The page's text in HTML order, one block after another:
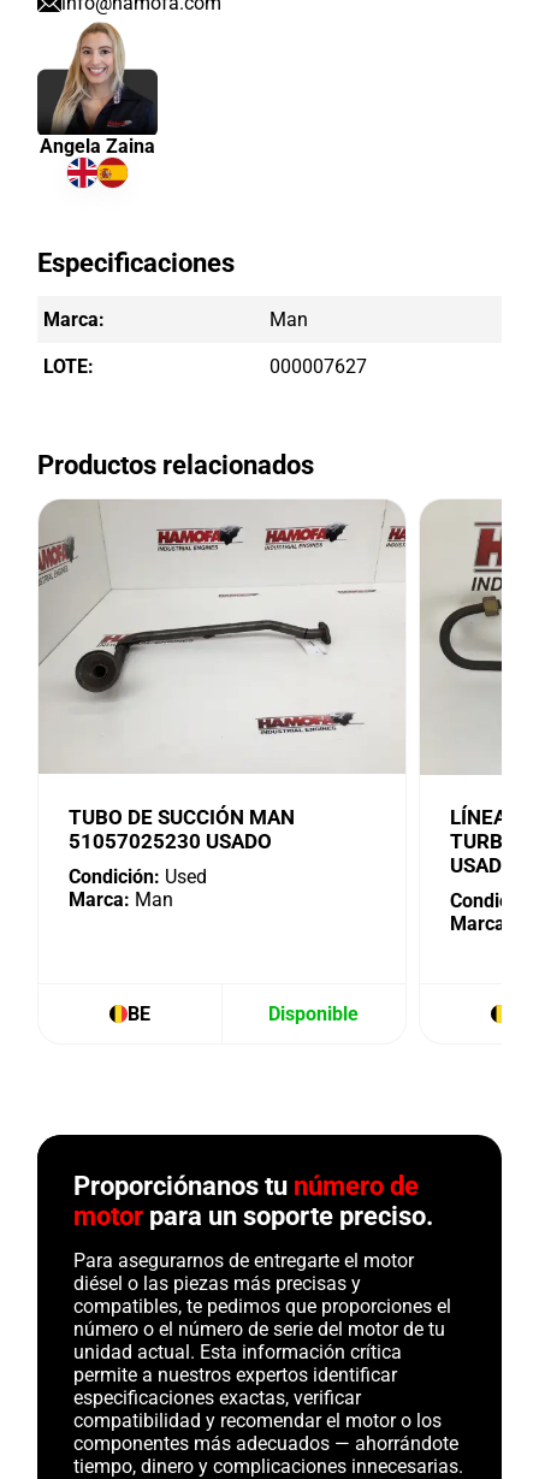
Angela Zaina
Especificaciones
Marca: Man
LOTE: 000007627
Productos relacionados
TUBO DE SUCCIÓN MAN
51057025230 USADO
Condición: Used
Marca: Man
BE Disponible
LÍNEA
TURBO
USADA
Marca:
Proporciónanos tu número de
motor para un soporte preciso.
Para asegurarnos de entregarte el motor
diésel o las piezas más precisas y
compatibles, te pedimos que proporciones el
número o el número de serie del motor de tu
unidad actual. Esta información crítica
permite a nuestros expertos identificar
especificaciones exactas, verificar
compatibilidad y recomendar el motor o los
componentes más adecuados — ahorrándote
tiempo, dinero y complicaciones innecesarias.